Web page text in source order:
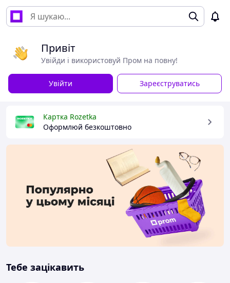
Привіт
Увійди і використовуй Пром на повну!
Увійти Зареєструватись
Картка Rozetka
Оформлюй безкоштовно
Тебе зацікавить